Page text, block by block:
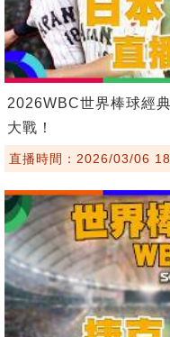
2026WBC世界棒球經
大戰！
直播時間：2026/03/06